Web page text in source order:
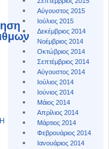
Αύγουστος 2015
Ιούλιος 2015
Δεκέμβριος 2014
Νοέμβριος 2014
Οκτώβριος 2014
Σεπτέμβριος 2014
Αύγουστος 2014
Ιούλιος 2014
Ιούνιος 2014
Μάιος 2014
Απρίλιος 2014
Μάρτιος 2014
Φεβρουάριος 2014
Ιανουάριος 2014